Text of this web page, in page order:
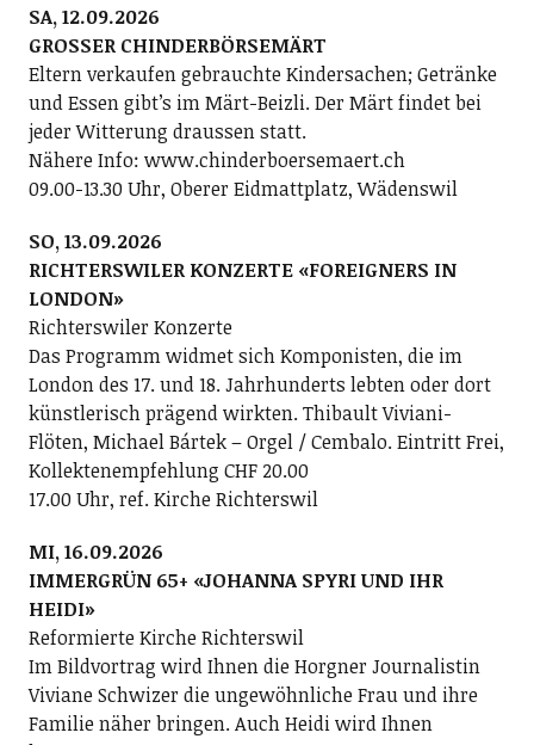
SA, 12.09.2026
GROSSER CHINDERBÖRSEMÄRT
Eltern verkaufen gebrauchte Kindersachen; Getränke
und Essen gibt’s im Märt-Beizli. Der Märt findet bei
jeder Witterung draussen statt.
Nähere Info: www.chinderboersemaert.ch
09.00-13.30 Uhr, Oberer Eidmattplatz, Wädenswil
SO, 13.09.2026
RICHTERSWILER KONZERTE «FOREIGNERS IN
LONDON»
Richterswiler Konzerte
Das Programm widmet sich Komponisten, die im
London des 17. und 18. Jahrhunderts lebten oder dort
künstlerisch prägend wirkten. Thibault Viviani-
Flöten, Michael Bártek – Orgel / Cembalo. Eintritt Frei,
Kollektenempfehlung CHF 20.00
17.00 Uhr, ref. Kirche Richterswil
MI, 16.09.2026
IMMERGRÜN 65+ «JOHANNA SPYRI UND IHR
HEIDI»
Reformierte Kirche Richterswil
Im Bildvortrag wird Ihnen die Horgner Journalistin
Viviane Schwizer die ungewöhnliche Frau und ihre
Familie näher bringen. Auch Heidi wird Ihnen